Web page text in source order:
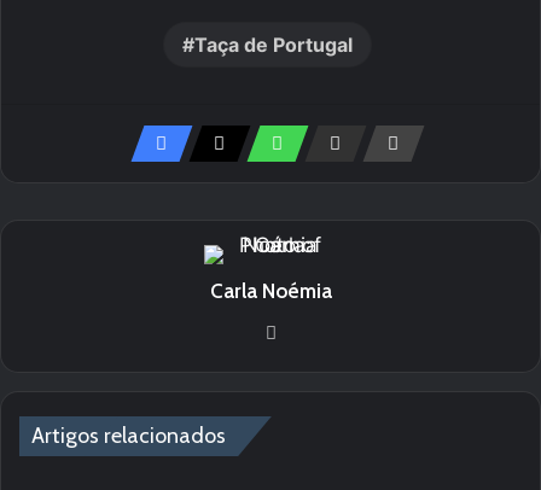
Taça de Portugal
Carla Noémia
Artigos relacionados